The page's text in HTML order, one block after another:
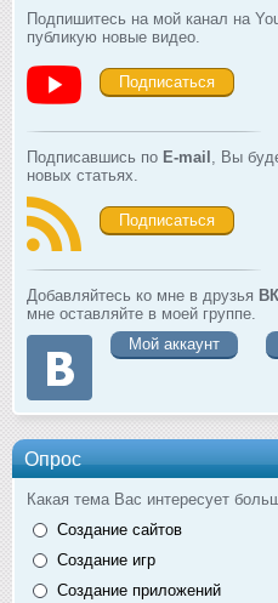
Подпишитесь на мой канал на
публикую новые видео.
Подписаться
Подписавшись по E-mail , Вы
новых статьях.
Подписаться
Добавляйтесь ко мне в друзья
мне оставляйте в моей группе.
Мой аккаунт
Опрос
Какая тема Вас интересует
Создание сайтов
Создание игр
Создание приложений